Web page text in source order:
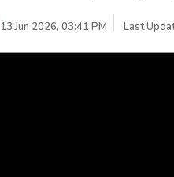
13 Jun 2026, 03:41 PM Last